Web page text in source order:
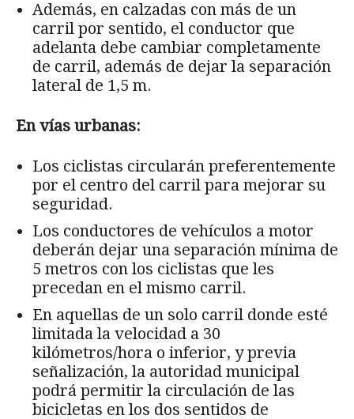
Además, en calzadas con más de un
carril por sentido, el conductor que
adelanta debe cambiar completamente
de carril, además de dejar la separación
lateral de 1,5 m.
En vías urbanas:
Los ciclistas circularán preferentemente
por el centro del carril para mejorar su
seguridad.
Los conductores de vehículos a motor
deberán dejar una separación mínima de
5 metros con los ciclistas que les
precedan en el mismo carril.
En aquellas de un solo carril donde esté
limitada la velocidad a 30
kilómetros/hora o inferior, y previa
señalización, la autoridad municipal
podrá permitir la circulación de las
bicicletas en los dos sentidos de